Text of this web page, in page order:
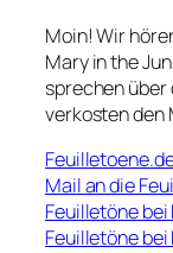
Moin! Wir
Mary in the
sprechen über
verkosten den
Mail an die
Feuilletöne bei
Feuilletöne